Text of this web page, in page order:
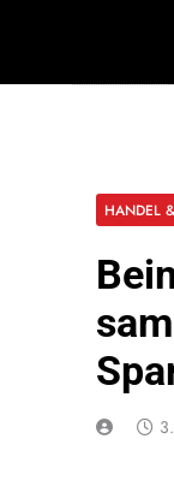
HANDEL